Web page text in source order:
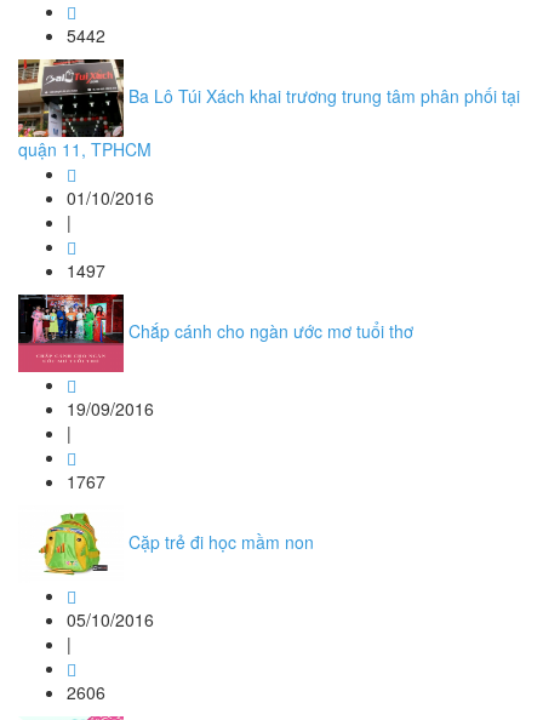
5442
Ba Lô Túi Xách khai trương trung tâm phân phối tại
quận 11, TPHCM
01/10/2016
|
1497
Chắp cánh cho ngàn ước mơ tuổi thơ
19/09/2016
|
1767
Cặp trẻ đi học mầm non
05/10/2016
|
2606